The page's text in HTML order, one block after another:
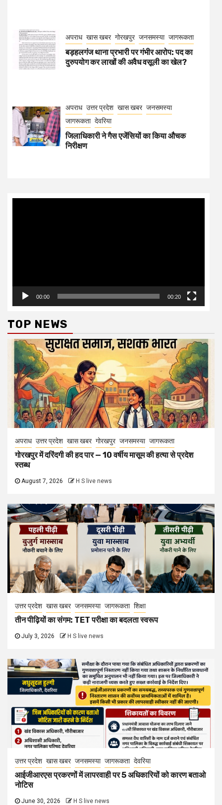
अपराध खास खबर गोरखपुर जनसमस्या जागरूकता
बड़हलगंज थाना प्रभारी पर गंभीर आरोप: पद का
दुरुपयोग कर लाखों की अवैध वसूली का खेल?
अपराध उत्तर प्रदेश खास खबर जनसमस्या
जागरूकता देवरिया
जिलाधिकारी ने गैस एजेंसियों का किया औचक
निरीक्षण
00:00 00:20
TOP NEWS
अपराध उत्तर प्रदेश खास खबर गोरखपुर जनसमस्या जागरूकता
गोरखपुर में दरिंदगी की हद पार — 10 वर्षीय मासूम की हत्या से प्रदेश
स्तब्ध
August 7, 2026 H S live news
उत्तर प्रदेश खास खबर जनसमस्या जागरूकता शिक्षा
तीन पीढ़ियों का संगम: TET परीक्षा का बदलता स्वरूप
July 3, 2026 H S live news
उत्तर प्रदेश खास खबर जनसमस्या जागरूकता देवरिया
आईजीआरएस प्रकरणों में लापरवाही पर 5 अधिकारियों को कारण बताओ
नोटिस
June 30, 2026 H S live news